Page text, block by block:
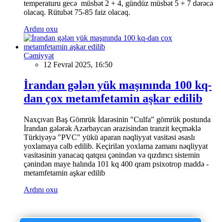
temperaturu gecə müsbət 2 + 4, gündüz müsbət 5 + 7 dərəcə
olacaq. Rütubət 75-85 faiz olacaq.
Ardını oxu
Cəmiyyət
12 Fevral 2025, 16:50
İrandan gələn yük maşınında 100 kq-
dan çox metamfetamin aşkar edilib
Naxçıvan Baş Gömrük İdarəsinin "Culfa" gömrük postunda
İrandan gələrək Azərbaycan ərazisindən tranzit keçməklə
Türkiyəyə "PVC" yükü aparan nəqliyyat vasitəsi əsaslı
yoxlamaya cəlb edilib. Keçirilən yoxlama zamanı nəqliyyat
vasitəsinin yanacaq qatqısı çənindən və qızdırıcı sistemin
çənindən maye halında 101 kq 400 qram psixotrop maddə -
metamfetamin aşkar edilib
Ardını oxu